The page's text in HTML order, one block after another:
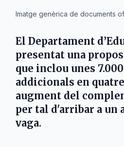
Imatge genèrica de documents
El Departament
presentat una
que inclou unes
addicionals en
augment del
per tal d'arribar a un
vaga.